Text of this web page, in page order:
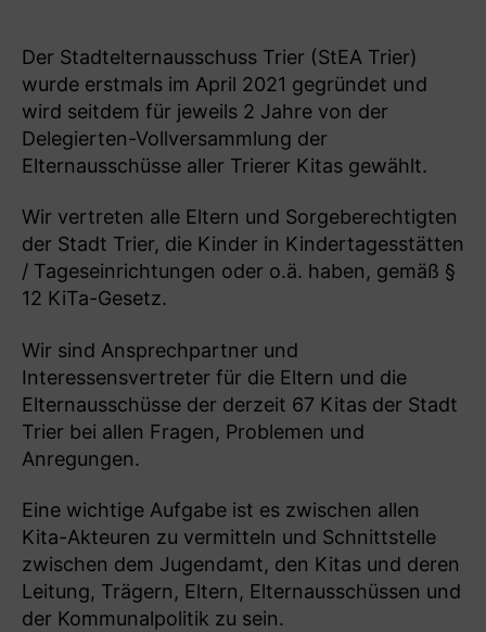
Der Stadtelternausschuss Trier (StEA Trier)
wurde erstmals im April 2021 gegründet und
wird seitdem für jeweils 2 Jahre von der
Delegierten-Vollversammlung der
Elternausschüsse aller Trierer Kitas gewählt.
Wir vertreten alle Eltern und Sorgeberechtigten
der Stadt Trier, die Kinder in Kindertagesstätten
/ Tageseinrichtungen oder o.ä. haben, gemäß §
12 KiTa-Gesetz.
Wir sind Ansprechpartner und
Interessensvertreter für die Eltern und die
Elternausschüsse der derzeit 67 Kitas der Stadt
Trier bei allen Fragen, Problemen und
Anregungen.
Eine wichtige Aufgabe ist es zwischen allen
Kita-Akteuren zu vermitteln und Schnittstelle
zwischen dem Jugendamt, den Kitas und deren
Leitung, Trägern, Eltern, Elternausschüssen und
der Kommunalpolitik zu sein.